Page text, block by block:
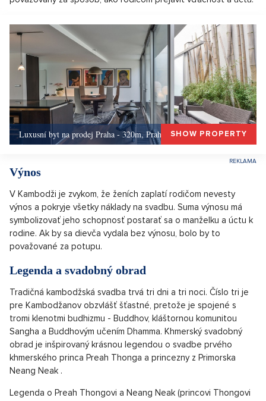
Luxusní byt na prodej Praha - 320m, Praha 5SHOW PROPERTY
Výnos
V Kambodži je zvykom, že ženích zaplatí rodičom nevesty
výnos a pokryje všetky náklady na svadbu. Suma výnosu má
symbolizovať jeho schopnosť postarať sa o manželku a úctu k
rodine. Ak by sa dievča vydala bez výnosu, bolo by to
považované za potupu.
Legenda a svadobný obrad
Tradičná kambodžská svadba trvá tri dni a tri noci. Číslo tri je
pre Kambodžanov obzvlášť šťastné, pretože je spojené s
tromi klenotmi budhizmu - Buddhov, kláštornou komunitou
Sangha a Buddhovým učením Dhamma. Khmerský svadobný
obrad je inšpirovaný krásnou legendou o svadbe prvého
khmerského princa Preah Thonga a princezny z Primorska
Neang Neak .
Legenda o Preah Thongovi a Neang Neak (princovi Thongovi